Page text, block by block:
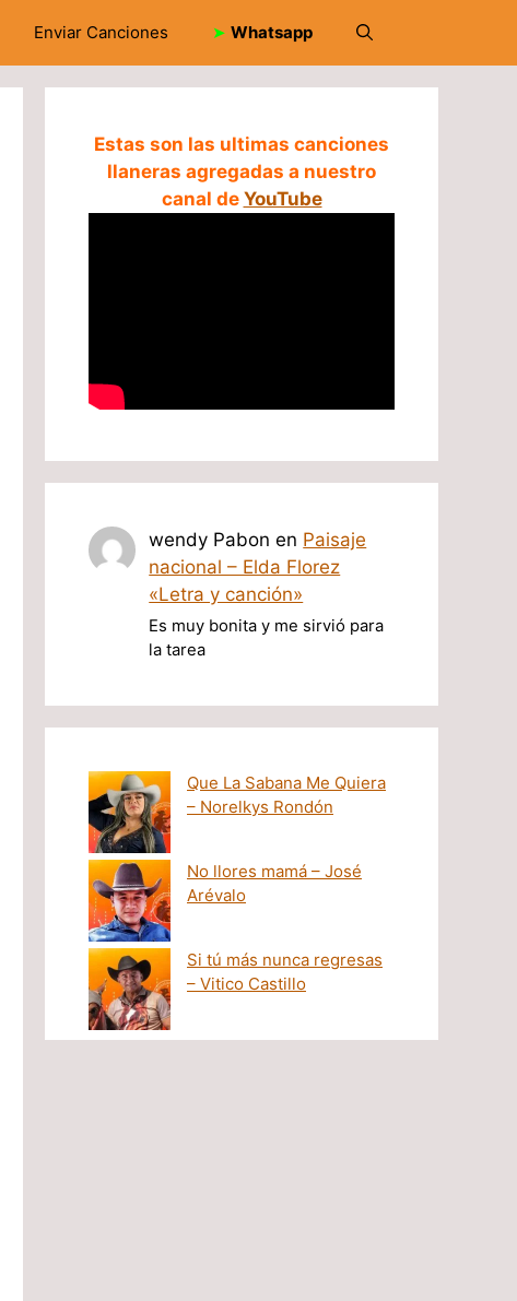
Enviar Canciones ➤ Whatsapp
Estas son las ultimas canciones
llaneras agregadas a nuestro
canal de YouTube
wendy Pabon en Paisaje
nacional – Elda Florez
«Letra y canción»
Es muy bonita y me sirvió para
la tarea
Que La Sabana Me Quiera
– Norelkys Rondón
No llores mamá – José
Arévalo
Si tú más nunca regresas
– Vitico Castillo